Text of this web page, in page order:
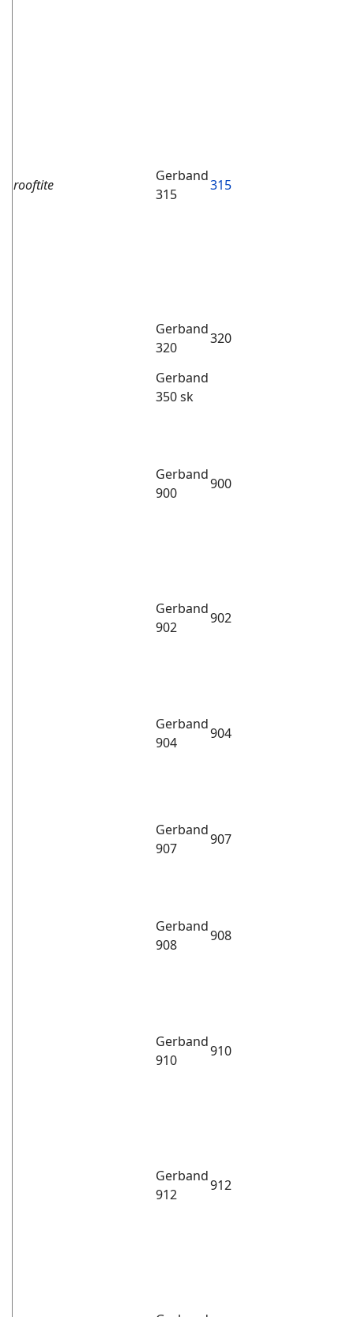
rooftite
Gerband
315
315
Gerband
320
320
Gerband
350 sk
Gerband
900
900
Gerband
902
902
Gerband
904
904
Gerband
907
907
Gerband
908
908
Gerband
910
910
Gerband
912
912